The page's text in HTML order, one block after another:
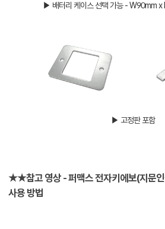
▶ 배터리 케이스 선택 가능 - W90mm
▶ 고정판 포함
★★참고 영상 - 퍼맥스 전자키에보(지문
사용 방법